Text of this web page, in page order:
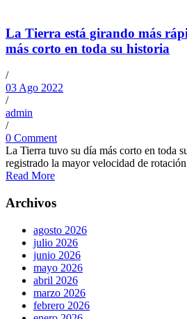
La Tierra está girando más
más corto en toda su historia
/
03 Ago 2022
/
admin
/
0 Comment
La Tierra tuvo su día más corto en toda
registrado la mayor velocidad de
Read More
Archivos
agosto 2026
julio 2026
junio 2026
mayo 2026
abril 2026
marzo 2026
febrero 2026